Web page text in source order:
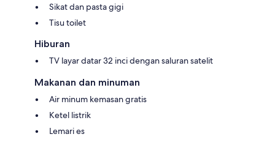
Sikat dan pasta gigi
Tisu toilet
Hiburan
TV layar datar 32 inci dengan saluran satelit
Makanan dan minuman
Air minum kemasan gratis
Ketel listrik
Lemari es